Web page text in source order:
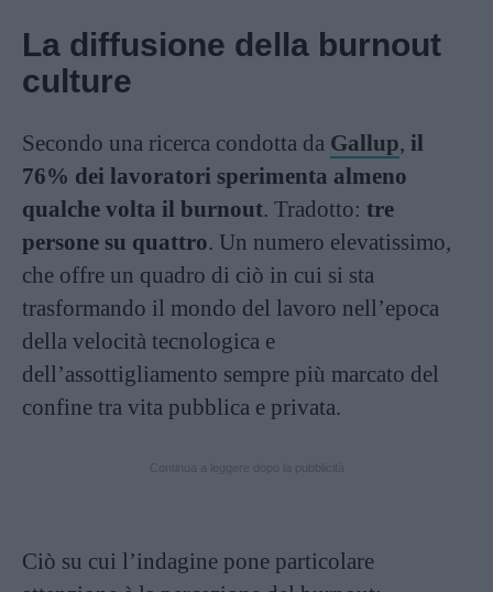
La diffusione della burnout
culture
Secondo una ricerca condotta da Gallup, il
76% dei lavoratori sperimenta almeno
qualche volta il burnout. Tradotto: tre
persone su quattro. Un numero elevatissimo,
che offre un quadro di ciò in cui si sta
trasformando il mondo del lavoro nell’epoca
della velocità tecnologica e
dell’assottigliamento sempre più marcato del
confine tra vita pubblica e privata.
Ciò su cui l’indagine pone particolare